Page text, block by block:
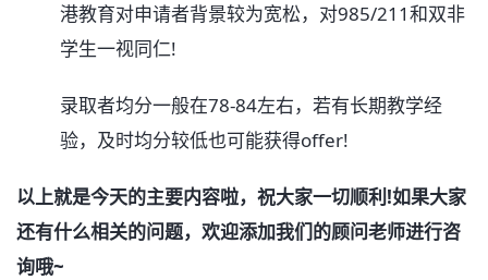
港教育对申请者背景较为宽松，对985/211和双非
学生一视同仁!
录取者均分一般在78-84左右，若有长期教学经
验，及时均分较低也可能获得offer!
以上就是今天的主要内容啦，祝大家一切顺利!如果大家
还有什么相关的问题，欢迎添加我们的顾问老师进行咨
询哦~